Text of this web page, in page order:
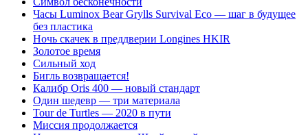
Часы Luminox Bear Grylls Survival Eco — шаг в будущее
без пластика
Ночь скачек в преддверии Longines HKIR
Золотое время
Сильный ход
Бигль возвращается!
Калибр Oris 400 — новый стандарт
Один шедевр — три материала
Tour de Turtles — 2020 в пути
Миссия продолжается